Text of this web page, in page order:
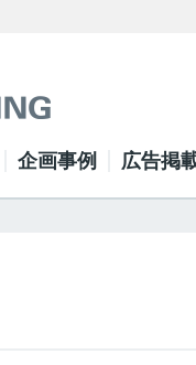
企画事例 広告掲